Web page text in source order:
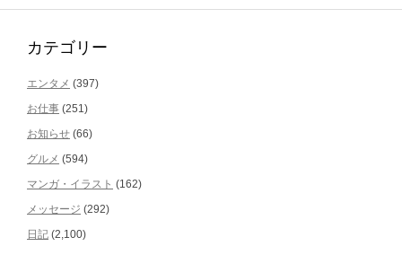
カテゴリー
エンタメ (397)
お仕事 (251)
お知らせ (66)
グルメ (594)
マンガ・イラスト (162)
メッセージ (292)
日記 (2,100)